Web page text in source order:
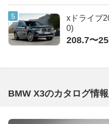
xドライブ
0)
208.7〜
BMW X3のカタログ情